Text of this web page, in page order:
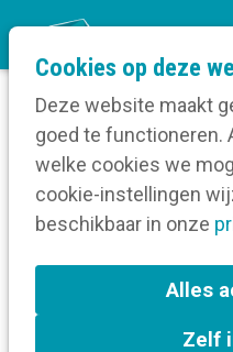
Cookies op deze
Deze website maakt
goed te functioneren.
welke cookies we
cookie-instellingen
beschikbaar in onze
Alles
Zelf
Home
Volg een
Ontwerp je eigen
Ontwerp je
collegagroep